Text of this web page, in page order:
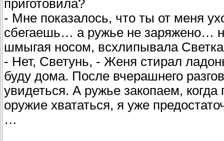
приготовила?
- Мне показалось, что ты от меня
сбегаешь… а ружье не заряжено…
шмыгая носом, всхлипывала
- Нет, Светунь, - Женя стирал
буду дома. После вчерашнего
увидеться. А ружье закопаем,
оружие хвататься, я уже
…